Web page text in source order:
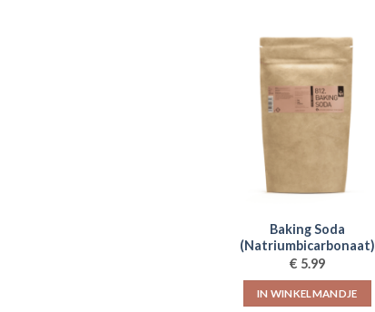
Baking Soda
(Natriumbicarbonaat)
€ 5.99
IN WINKELMANDJE